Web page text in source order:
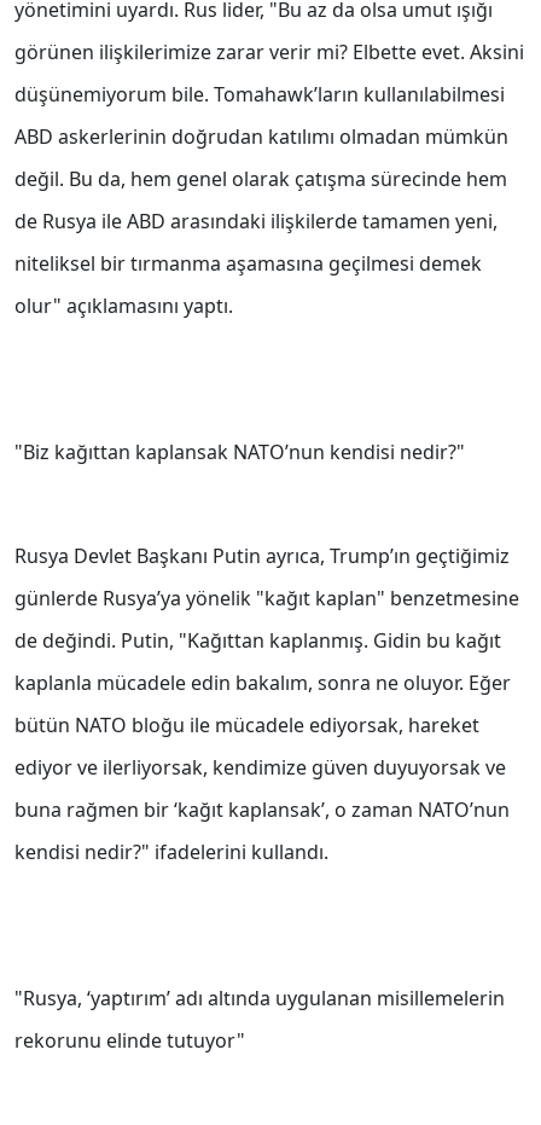
yönetimini uyardı. Rus lider, "Bu az da olsa umut ışığı
görünen ilişkilerimize zarar verir mi? Elbette evet. Aksini
düşünemiyorum bile. Tomahawk’ların kullanılabilmesi
ABD askerlerinin doğrudan katılımı olmadan mümkün
değil. Bu da, hem genel olarak çatışma sürecinde hem
de Rusya ile ABD arasındaki ilişkilerde tamamen yeni,
niteliksel bir tırmanma aşamasına geçilmesi demek
olur" açıklamasını yaptı.
"Biz kağıttan kaplansak NATO’nun kendisi nedir?"
Rusya Devlet Başkanı Putin ayrıca, Trump’ın geçtiğimiz
günlerde Rusya’ya yönelik "kağıt kaplan" benzetmesine
de değindi. Putin, "Kağıttan kaplanmış. Gidin bu kağıt
kaplanla mücadele edin bakalım, sonra ne oluyor. Eğer
bütün NATO bloğu ile mücadele ediyorsak, hareket
ediyor ve ilerliyorsak, kendimize güven duyuyorsak ve
buna rağmen bir ‘kağıt kaplansak’, o zaman NATO’nun
kendisi nedir?" ifadelerini kullandı.
"Rusya, ‘yaptırım’ adı altında uygulanan misillemelerin
rekorunu elinde tutuyor"